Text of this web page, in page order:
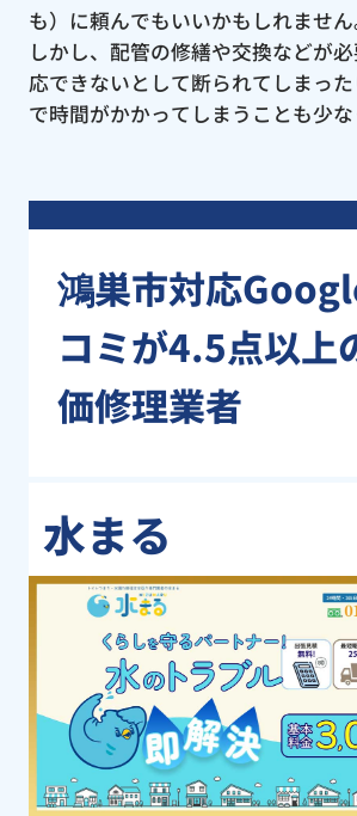
も）に頼んでもいいかもしれません
しかし、配管の修繕や交換などが
応できないとして断られてしまっ
で時間がかかってしまうことも少な
鴻巣市対応
コミが4.5点以上
価修理業者
水まる